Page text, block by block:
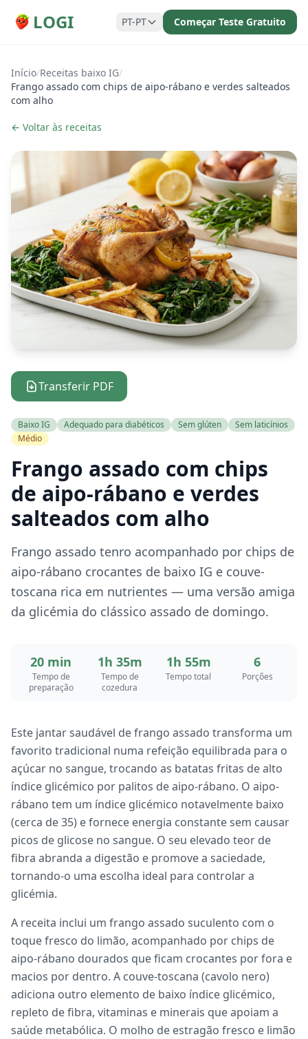
LOGI PT-PT Começar Teste Gratuito
Início/Receitas baixo IG/
Frango assado com chips de aipo-rábano e verdes salteados
com alho
← Voltar às receitas
Transferir PDF
Baixo IG Adequado para diabéticos Sem glúten
Sem laticínios
Médio
Frango assado com chips
de aipo-rábano e verdes
salteados com alho
Frango assado tenro acompanhado por chips de
aipo-rábano crocantes de baixo IG e couve-
toscana rica em nutrientes — uma versão amiga
da glicémia do clássico assado de domingo.
20 min
Tempo de
preparação
1h 35m
Tempo de
cozedura
1h 55m
Tempo total
6
Porções
Este jantar saudável de frango assado transforma um
favorito tradicional numa refeição equilibrada para o
açúcar no sangue, trocando as batatas fritas de alto
índice glicémico por palitos de aipo-rábano. O aipo-
rábano tem um índice glicémico notavelmente baixo
(cerca de 35) e fornece energia constante sem causar
picos de glicose no sangue. O seu elevado teor de
fibra abranda a digestão e promove a saciedade,
tornando-o uma escolha ideal para controlar a
glicémia.
A receita inclui um frango assado suculento com o
toque fresco do limão, acompanhado por chips de
aipo-rábano dourados que ficam crocantes por fora e
macios por dentro. A couve-toscana (cavolo nero)
adiciona outro elemento de baixo índice glicémico,
repleto de fibra, vitaminas e minerais que apoiam a
saúde metabólica. O molho de estragão fresco e limão